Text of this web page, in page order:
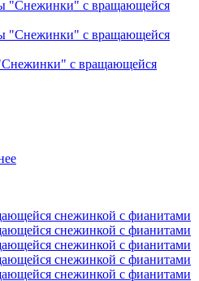
с вращающейся